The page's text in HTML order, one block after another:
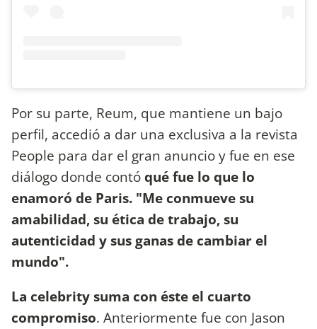
Por su parte, Reum, que mantiene un bajo
perfil, accedió a dar una exclusiva a la revista
People para dar el gran anuncio y fue en ese
diálogo donde contóqué fue lo que lo
enamoró de Paris. "Me conmueve su
amabilidad, su ética de trabajo, su
autenticidad y sus ganas de cambiar el
mundo".
La celebrity suma con éste el cuarto
compromiso. Anteriormente fue con Jason